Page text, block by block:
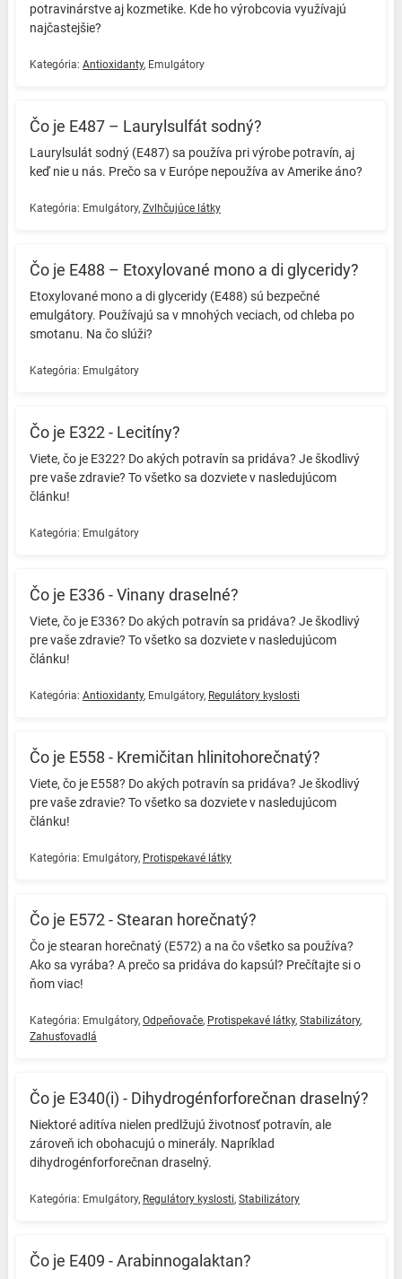
potravinárstve aj kozmetike. Kde ho výrobcovia využívajú
najčastejšie? ️
Kategória: Antioxidanty, Emulgátory
Čo je E487 – Laurylsulfát sodný?
Laurylsulát sodný (E487) sa používa pri výrobe potravín, aj
keď nie u nás. Prečo sa v Európe nepoužíva av Amerike áno? ️
Kategória: Emulgátory, Zvlhčujúce látky
Čo je E488 – Etoxylované mono a di glyceridy?
Etoxylované mono a di glyceridy (E488) sú bezpečné
emulgátory. Používajú sa v mnohých veciach, od chleba po
smotanu. Na čo slúži? ️
Kategória: Emulgátory
Čo je E322 - Lecitíny?
Viete, čo je E322? Do akých potravín sa pridáva? Je škodlivý
pre vaše zdravie? To všetko sa dozviete v nasledujúcom
článku! ️
Kategória: Emulgátory
Čo je E336 - Vinany draselné?
Viete, čo je E336? Do akých potravín sa pridáva? Je škodlivý
pre vaše zdravie? To všetko sa dozviete v nasledujúcom
článku! ️
Kategória: Antioxidanty, Emulgátory, Regulátory kyslosti
Čo je E558 - Kremičitan hlinitohorečnatý?
Viete, čo je E558? Do akých potravín sa pridáva? Je škodlivý
pre vaše zdravie? To všetko sa dozviete v nasledujúcom
článku! ️
Kategória: Emulgátory, Protispekavé látky
Čo je E572 - Stearan horečnatý?
Čo je stearan horečnatý (E572) a na čo všetko sa používa?
Ako sa vyrába? A prečo sa pridáva do kapsúl? Prečítajte si o
ňom viac! ️
Kategória: Emulgátory, Odpeňovače, Protispekavé látky, Stabilizátory,
Zahusťovadlá
Čo je E340(i) - Dihydrogénforforečnan draselný?
Niektoré aditíva nielen predlžujú životnosť potravín, ale
zároveň ich obohacujú o minerály. ️Napríklad
dihydrogénforforečnan draselný. ️
Kategória: Emulgátory, Regulátory kyslosti, Stabilizátory
Čo je E409 - Arabinnogalaktan?